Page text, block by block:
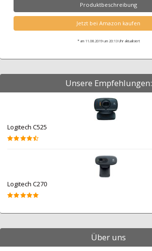
Produktbeschreibung
Jetzt bei Amazon kaufen
* am 11.08.2019 um 20:13 Uhr aktualisiert
Unsere Empfehlungen:
Logitech C525
Logitech C270
Über uns